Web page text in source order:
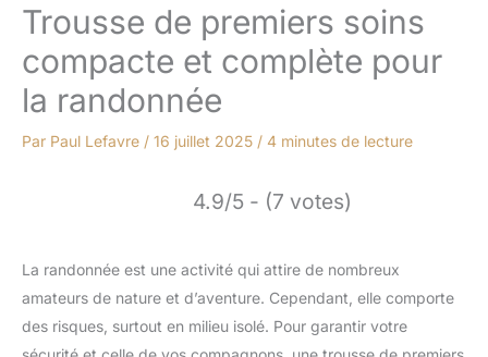
Trousse de premiers soins
compacte et complète pour
la randonnée
Par Paul Lefavre / 16 juillet 2025 / 4 minutes de lecture
4.9/5 - (7 votes)
La randonnée est une activité qui attire de nombreux
amateurs de nature et d’aventure. Cependant, elle comporte
des risques, surtout en milieu isolé. Pour garantir votre